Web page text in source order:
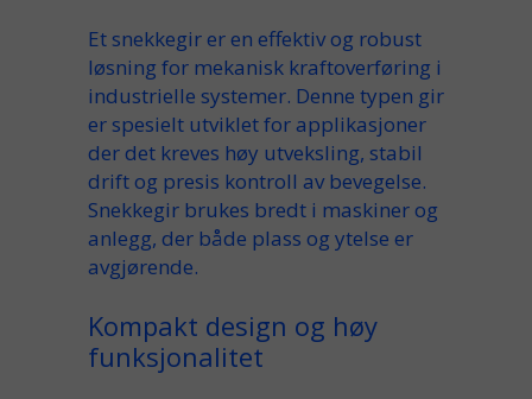
Et snekkegirer en effektiv og robust
løsning for mekanisk kraftoverføring i
industrielle systemer. Denne typen gir
er spesielt utviklet for applikasjoner
der det kreves høy utveksling, stabil
driftog presis kontroll avbevegelse.
Snekkegir brukes bredt i maskiner og
anlegg, der både plass og ytelse er
avgjørende.
Kompakt design og høy
funksjonalitet